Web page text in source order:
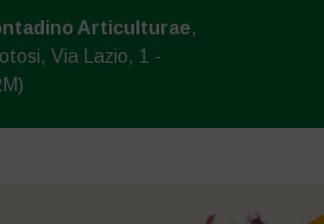
Articulturae,
Via Lazio, 1 -